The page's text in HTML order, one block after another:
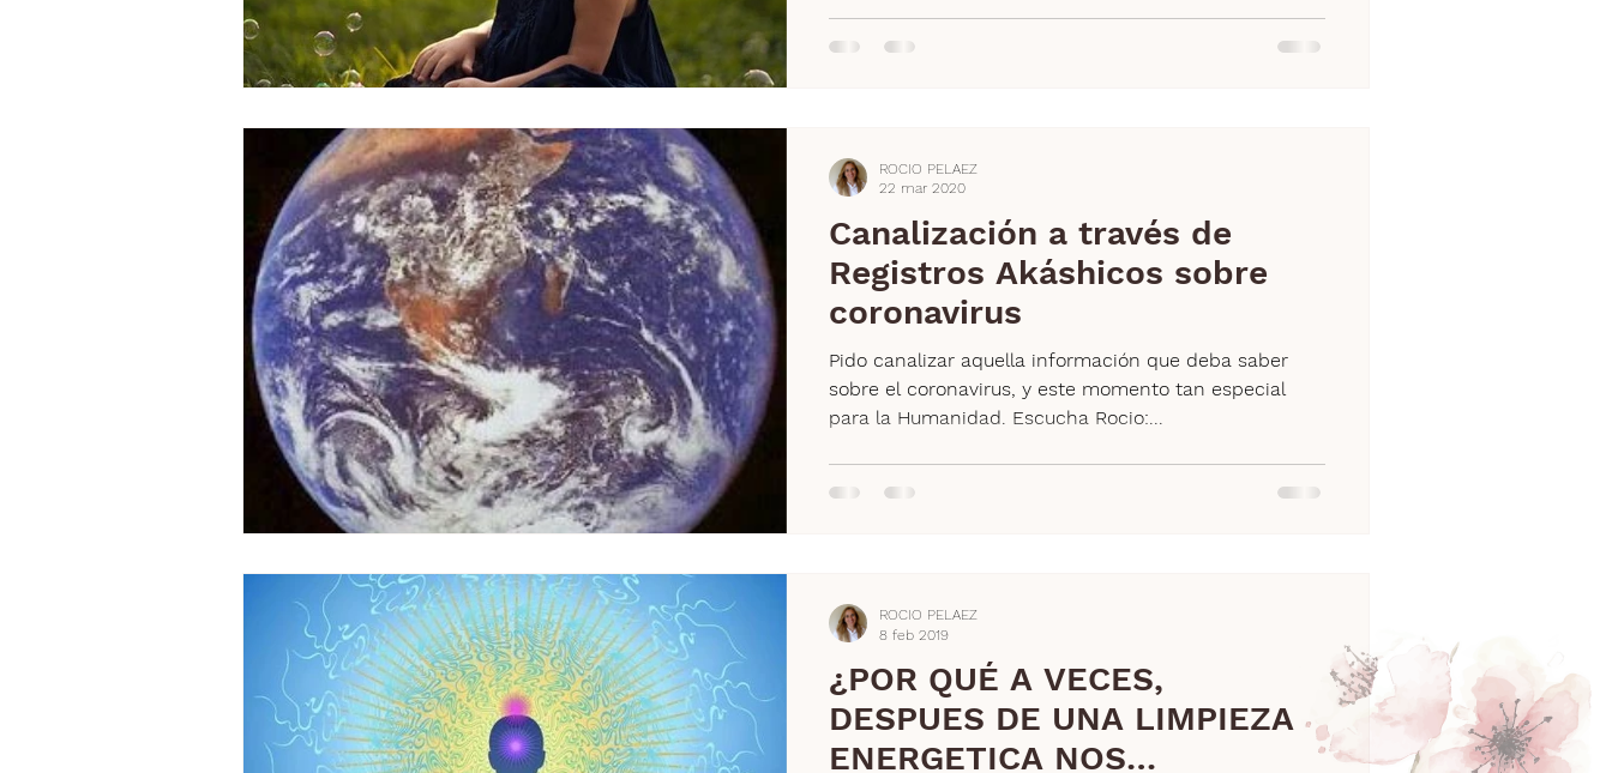
Canalización a través de
Registros Akáshicos sobre
coronavirus
Pido canalizar aquella información que deba saber
sobre el coronavirus, y este momento tan especial
para la Humanidad. Escucha Rocio:...
ROCIO PELAEZ
22 mar 2020
¿POR QUÉ A VECES,
DESPUES DE UNA LIMPIEZA
ENERGETICA NOS
ROCIO PELAEZ
8 feb 2019